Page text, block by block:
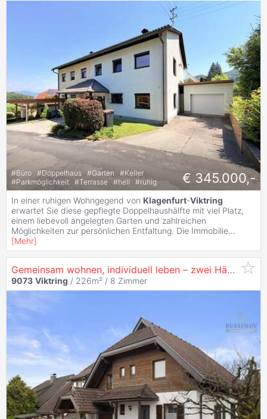
#Büro #Doppelhaus #Garten #Keller
#Parkmöglichkeit #Terrasse #hell #ruhig € 345.000,-
In einer ruhigen Wohngegend von Klagenfurt-Viktring
erwartet Sie diese gepflegte Doppelhaushälfte mit viel Platz,
einem liebevoll angelegten Garten und zahlreichen
Möglichkeiten zur persönlichen Entfaltung. Die Immobilie...
[Mehr]
Gemeinsam wohnen, individuell leben – zwei Häuser in perfekter Lage #
9073 Viktring / 226m² / 8 Zimmer